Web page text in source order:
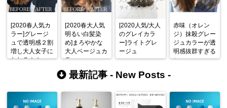
[2020春人気カ
ラー]グレージ
ュで透明感２割
増し大人女子に
なれる！！
[2020春大人気
明るい白髪染
め]まろやかな
大人ベージュカ
ラー
[2020人気/大人
のグレイカラ
ー]ライトグレ
ージュ
赤味（オレン
ジ）抹殺グレー
ジュカラーが透
明感抜群すぎる
♪
最新記事 - New Posts -